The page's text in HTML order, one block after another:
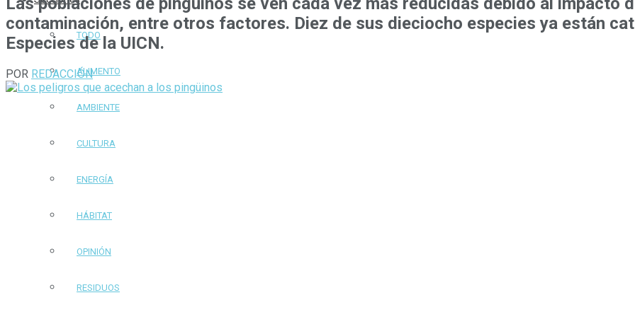
TODO
ALIMENTO
AMBIENTE
CULTURA
ENERGÍA
HÁBITAT
OPINIÓN
RESIDUOS
contaminación, entre otros factores. Diez de sus dieciocho especies ya están
Especies de la UICN.
POR REDACCIÓN